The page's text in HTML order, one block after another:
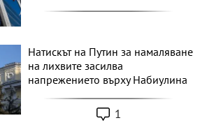
Натискът на Путин за намаляване
на лихвите засилва
напрежението върху Набиулина
1